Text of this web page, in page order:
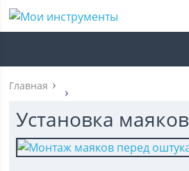
Главная
Установка маяков